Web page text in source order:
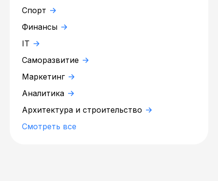
Спорт
Финансы
IT
Саморазвитие
Маркетинг
Аналитика
Архитектура и строительство
Смотреть все